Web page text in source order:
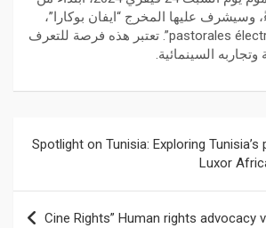
وسيشرف عليها المخرج “ايفان بوكارا”،
صاحب فيلم “pastorales électriques”. تعتبر هذه فرصة للتعرف
السينمائية.
Spotlight on Tunisia: Exploring
Luxor